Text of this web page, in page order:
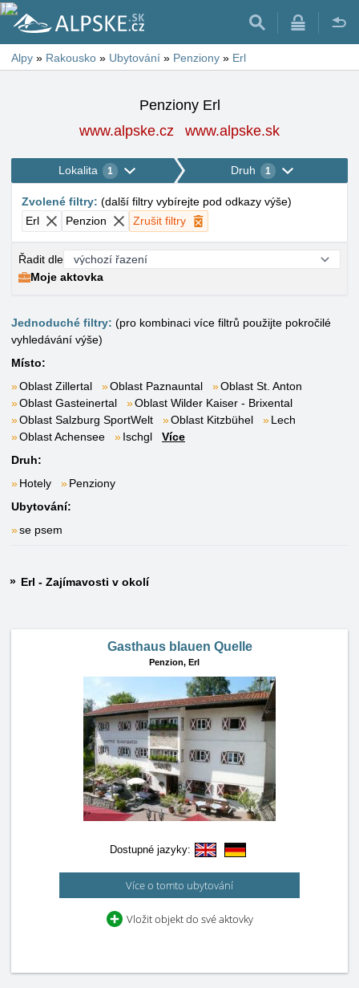
Alpy » Rakousko » Ubytování » Penziony » Erl
Penziony Erl
www.alpske.cz
www.alpske.sk
Lokalita 1 Druh 1
Zvolené filtry: (další filtry vybírejte pod odkazy výše)
Erl
Penzion Zrušit filtry
Řadit dle
Moje aktovka
Jednoduché filtry: (pro kombinaci více filtrů použijte pokročilé
vyhledávání výše)
Místo:
Oblast Zillertal
Oblast Paznauntal
Oblast St. Anton
Oblast Gasteinertal
Oblast Wilder Kaiser - Brixental
Oblast Salzburg SportWelt
Oblast Kitzbühel
Lech
Oblast Achensee
Ischgl
Více
Druh:
Hotely
Penziony
Ubytování:
se psem
Erl - Zajímavosti v okolí
Gasthaus blauen Quelle
Penzion, Erl
Dostupné jazyky:
Více o tomto ubytování
Vložit objekt do své aktovky